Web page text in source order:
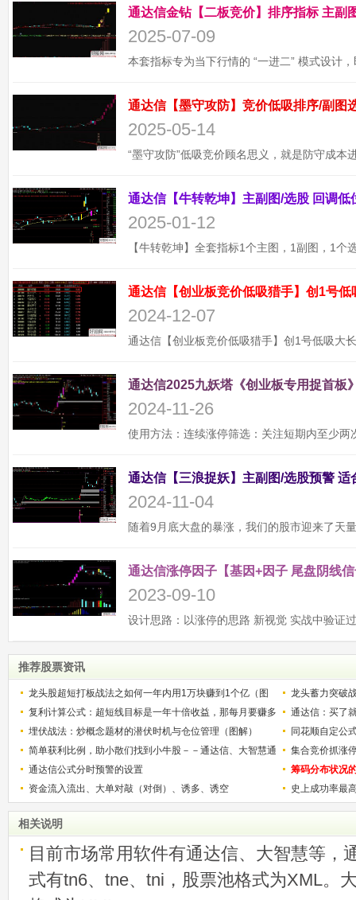
2025-07-09
2025-05-14
2025-01-12
通达信【创业板竞价低吸猎手】创1号
2024-12-07
通达信2025九妖塔《创业板专用捉首板
2024-11-26
2024-11-04
通达信涨停因子【基因+因子 尾盘阴线
2023-09-10
推荐股票资讯
龙头股超短打板战法之如何一年内用1万块赚到1个亿（图
解）
龙头蓄力突破
的技巧（图解
复利计算公式：超短线目标是一年十倍收益，那每月要赚多
少？
通达信：买了
埋伏战法：炒概念题材的潜伏时机与仓位管理（图解）
同花顺自定公
简单获利比例，助小散们找到小牛股－－通达信、大智慧通
用
集合竞价抓涨
通达信公式分时预警的设置
筹码分布状况
资金流入流出、大单对敲（对倒）、诱多、诱空
史上成功率最
相关说明
目前市场常用软件有通达信、大智慧等，
式有tn6、tne、tni，股票池格式为XML。